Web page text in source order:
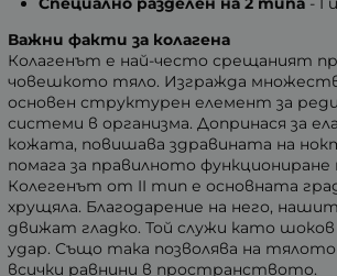
Важни факти за колагена
Колагенът е най-често срещаният
човешкото тяло. Изгражда
основен структурен елемент за
системи в организма. Допринася за
кожата, повишава здравината на
помага за правилното
Колегенът от II тип е основната
хрущяла. Благодарение на него,
движат гладко. Той служи като
удар. Също така позволява на
всички равнини в пространството.